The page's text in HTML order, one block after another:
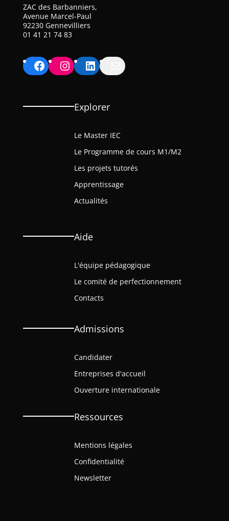
ZAC des Barbanniers,
Avenue Marcel-Paul
92230 Gennevilliers
01 41 21 74 83
Facebook Instagram LinkedIn
Explorer
Le Master IEC
Le Programme de cours M1/M2
Les projets tutorés
Apprentissage
Actualités
Aide
L'équipe pédagogique
Le comité de perfectionnement
Contacts
Admissions
Candidater
Entreprises d'accueil
Ouverture internationale
Ressources
Mentions légales
Confidentialité
Newsletter